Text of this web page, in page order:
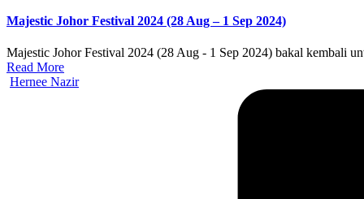
Majestic Johor Festival 2024 (28 Aug – 1 Sep 2024)
Majestic Johor Festival 2024 (28 Aug - 1 Sep 2024) bakal kembali
Read More
Posted
Hernee Nazir